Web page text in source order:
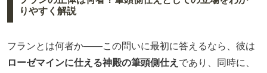
りやすく解説
フランとは何者か――この問いに最初に答えるなら、彼は
ローゼマインに仕える神殿の筆頭側仕え であり、同時に、